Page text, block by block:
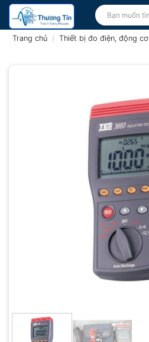
Bỏ
qua
Tìm
kiếm:
Trang chủ / Thiết bị đo điện, động cơ